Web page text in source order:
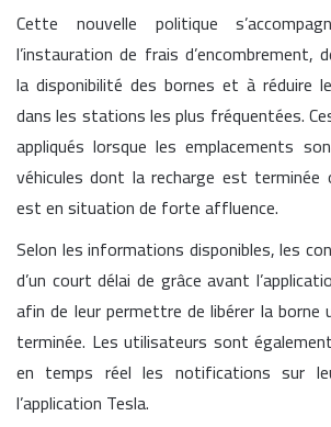
Cette nouvelle politique
l’instauration de frais d’encombrement,
la disponibilité des bornes et à réduire
dans les stations les plus fréquentées.
appliqués lorsque les emplacements
véhicules dont la recharge est terminée
est en situation de forte affluence.
Selon les informations disponibles, les
d’un court délai de grâce avant
afin de leur permettre de libérer la borne
terminée. Les utilisateurs sont
en temps réel les notifications sur
l’application Tesla.